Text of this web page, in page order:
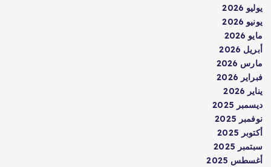
يوليو 2026
يونيو 2026
مايو 2026
أبريل 2026
مارس 2026
فبراير 2026
يناير 2026
ديسمبر 2025
نوفمبر 2025
أكتوبر 2025
سبتمبر 2025
أغسطس 2025